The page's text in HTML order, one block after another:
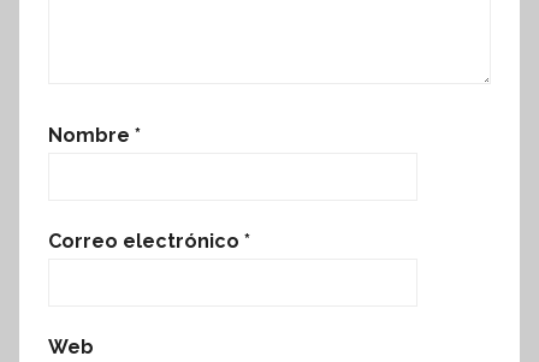
Nombre *
Correo electrónico *
Web